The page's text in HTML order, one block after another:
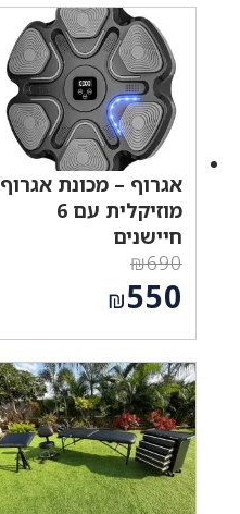
₪649.
הוא:
₪530.
אגרוף – מכונת אגרוף
מוזיקלית עם 6
חיישנים
₪690
המחיר
המקורי
היה:
₪690.
₪550
הוא:
₪550.